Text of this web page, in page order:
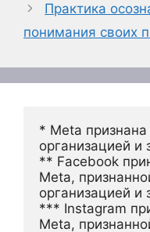
Практика
понимания своих
* Meta признана
организацией
** Facebook
Meta,
организацией
*** Instagram
Meta,